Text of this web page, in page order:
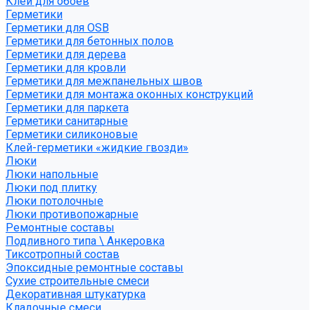
Герметики
Герметики для OSB
Герметики для бетонных полов
Герметики для дерева
Герметики для кровли
Герметики для межпанельных швов
Герметики для монтажа оконных конструкций
Герметики для паркета
Герметики санитарные
Герметики силиконовые
Клей-герметики «жидкие гвозди»
Люки
Люки напольные
Люки под плитку
Люки потолочные
Люки противопожарные
Ремонтные составы
Подливного типа \ Анкеровка
Тиксотропный состав
Эпоксидные ремонтные составы
Сухие строительные смеси
Декоративная штукатурка